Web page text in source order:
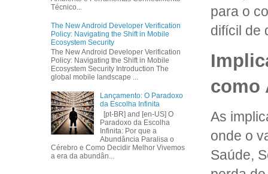
para o
difícil de
como
As
onde o
Saúde,
Técnico...
The New Android Developer Verification
Policy: Navigating the Shift in Mobile
Ecosystem Security
The New Android Developer Verification
Policy: Navigating the Shift in Mobile
Ecosystem Security Introduction The
global mobile landscape ...
Lançamento: O Paradoxo
da Escolha Infinita
[pt-BR] and [en-US] O
Paradoxo da Escolha
Infinita: Por que a
Abundância Paralisa o
Cérebro e Como Decidir Melhor Vivemos
a era da abundân...